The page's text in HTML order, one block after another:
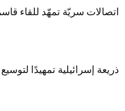
اتصالات سريّة تمهّد للقاء
ذريعة إسرائيلية تمهيدًا